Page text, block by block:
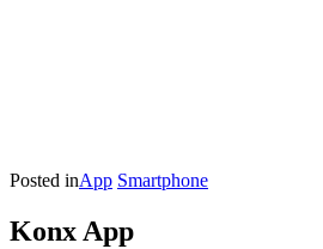
Posted inApp Smartphone
Konx App